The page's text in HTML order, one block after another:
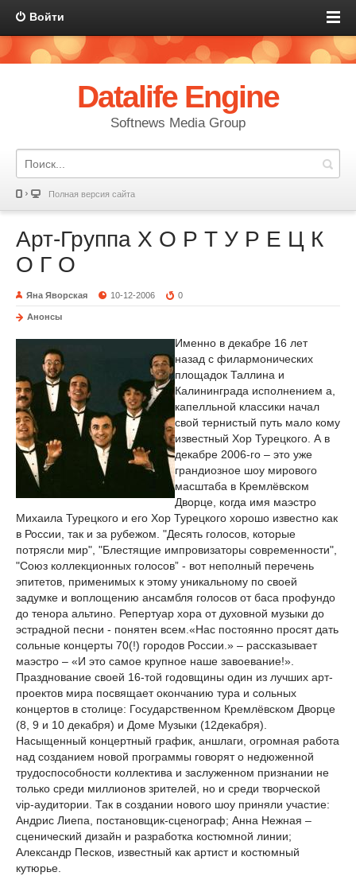
Войти
Datalife Engine
Softnews Media Group
Полная версия сайта
Арт-Группа Х О Р Т У Р Е Ц К
О Г О
Яна Яворская 10-12-2006 0
Анонсы
Именно в декабре 16 лет
назад с филармонических
площадок Таллина и
Калининграда исполнением a,
капелльной классики начал
свой тернистый путь мало кому
известный Хор Турецкого. А в
декабре 2006-го – это уже
грандиозное шоу мирового
масштаба в Кремлёвском
Дворце, когда имя маэстро
Михаила Турецкого и его Хор Турецкого хорошо известно как
в России, так и за рубежом. "Десять голосов, которые
потрясли мир", "Блестящие импровизаторы современности",
"Союз коллекционных голосов” - вот неполный перечень
эпитетов, применимых к этому уникальному по своей
задумке и воплощению ансамбля голосов от баса профундо
до тенора альтино. Репертуар хора от духовной музыки до
эстрадной песни - понятен всем.«Нас постоянно просят дать
сольные концерты 70(!) городов России.» – рассказывает
маэстро – «И это самое крупное наше завоевание!».
Празднование своей 16-той годовщины один из лучших арт-
проектов мира посвящает окончанию тура и сольных
концертов в столице: Государственном Кремлёвском Дворце
(8, 9 и 10 декабря) и Доме Музыки (12декабря).
Насыщенный концертный график, аншлаги, огромная работа
над созданием новой программы говорят о недюженной
трудоспособности коллектива и заслуженном признании не
только среди миллионов зрителей, но и среди творческой
vip-аудитории. Так в создании нового шоу приняли участие:
Андрис Лиепа, постановщик-сценограф; Анна Нежная –
сценический дизайн и разработка костюмной линии;
Александр Песков, известный как артист и костюмный
кутюрье.